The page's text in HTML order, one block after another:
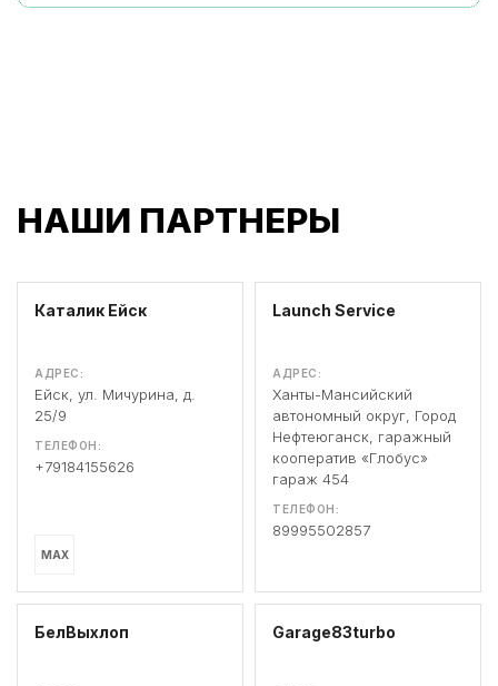
НАШИ ПАРТНЕРЫ
Каталик Ейск
АДРЕС:
Ейск, ул. Мичурина, д.
25/9
ТЕЛЕФОН:
+79184155626
MAX
Launch Service
АДРЕС:
Ханты-Мансийский
автономный округ, Город
Нефтеюганск, гаражный
кооператив «Глобус»
гараж 454
ТЕЛЕФОН:
89995502857
БелВыхлоп Garage83turbo